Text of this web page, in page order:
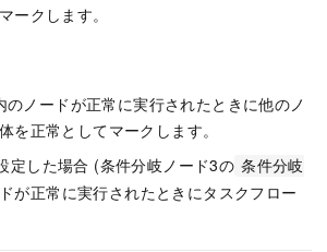
クします。
ノードが正常に実行されたときに他のノ
正常としてマークします。
定した場合 (条件分岐ノード3の 条件分岐
が正常に実行されたときにタスクフロー